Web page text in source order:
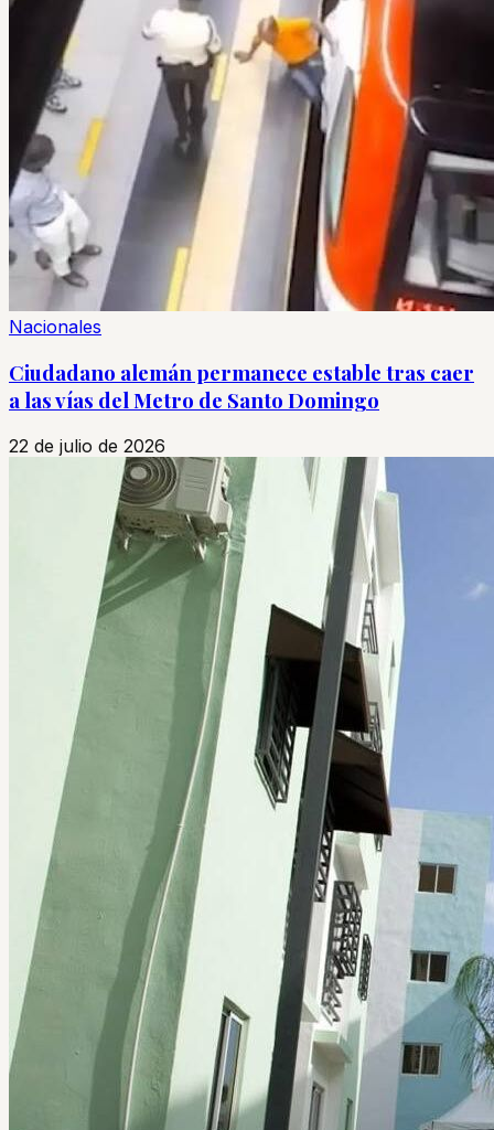
Nacionales
Ciudadano alemán permanece estable tras caer
a las vías del Metro de Santo Domingo
22 de julio de 2026